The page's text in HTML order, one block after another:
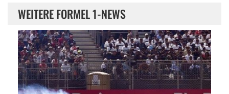
WEITERE FORMEL 1-NEWS